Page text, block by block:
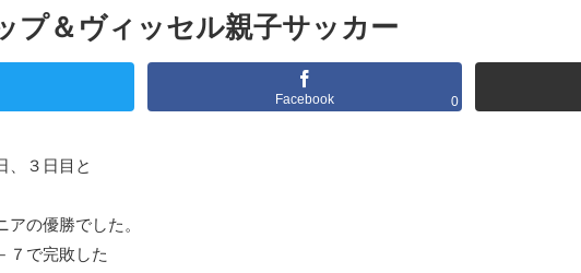
プ＆ヴィッセル親子サッカー
Facebook 0
、３日目と
の優勝でした。
７で完敗した